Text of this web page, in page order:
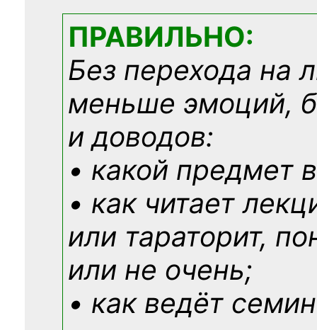
ПРАВИЛЬНО:
Без перехода на
меньше эмоций,
и доводов:
• какой предмет
• как читает
или тараторит,
или не очень;
• как ведёт